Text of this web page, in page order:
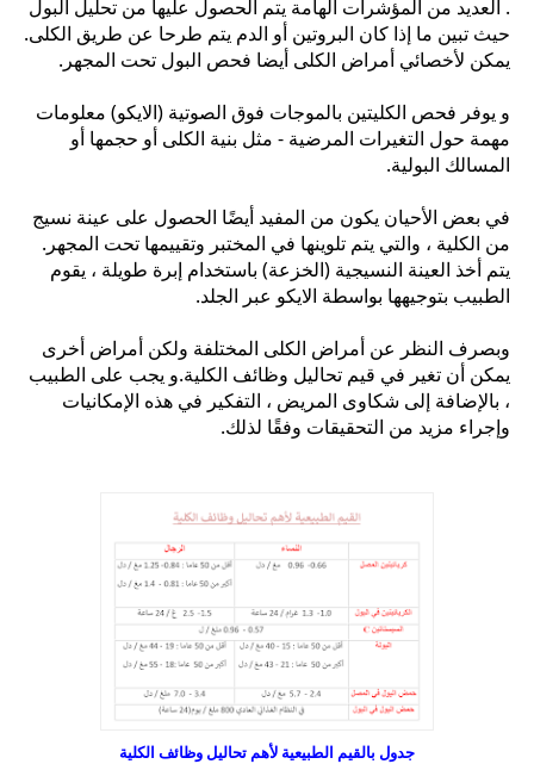
. العديد من المؤشرات الهامة يتم الحصول عليها من تحليل البول
حيث تبين ما إذا كان البروتين أو الدم يتم طرحا عن طريق الكلى.
يمكن لأخصائي أمراض الكلى أيضا فحص البول تحت المجهر.
و يوفر فحص الكليتين بالموجات فوق الصوتية (الايكو) معلومات
مهمة حول التغيرات المرضية - مثل بنية الكلى أو حجمها أو
المسالك البولية.
في بعض الأحيان يكون من المفيد أيضًا الحصول على عينة نسيج
من الكلية ، والتي يتم تلوينها في المختبر وتقييمها تحت المجهر.
يتم أخذ العينة النسيجية (الخزعة) باستخدام إبرة طويلة ، يقوم
الطبيب بتوجيهها بواسطة الايكو عبر الجلد.
وبصرف النظر عن أمراض الكلى المختلفة ولكن أمراض أخرى
يمكن أن تغير في قيم تحاليل وظائف الكلية.و يجب على الطبيب
، بالإضافة إلى شكاوى المريض ، التفكير في هذه الإمكانيات
وإجراء مزيد من التحقيقات وفقًا لذلك.
جدول بالقيم الطبيعية لأهم تحاليل وظائف الكلية